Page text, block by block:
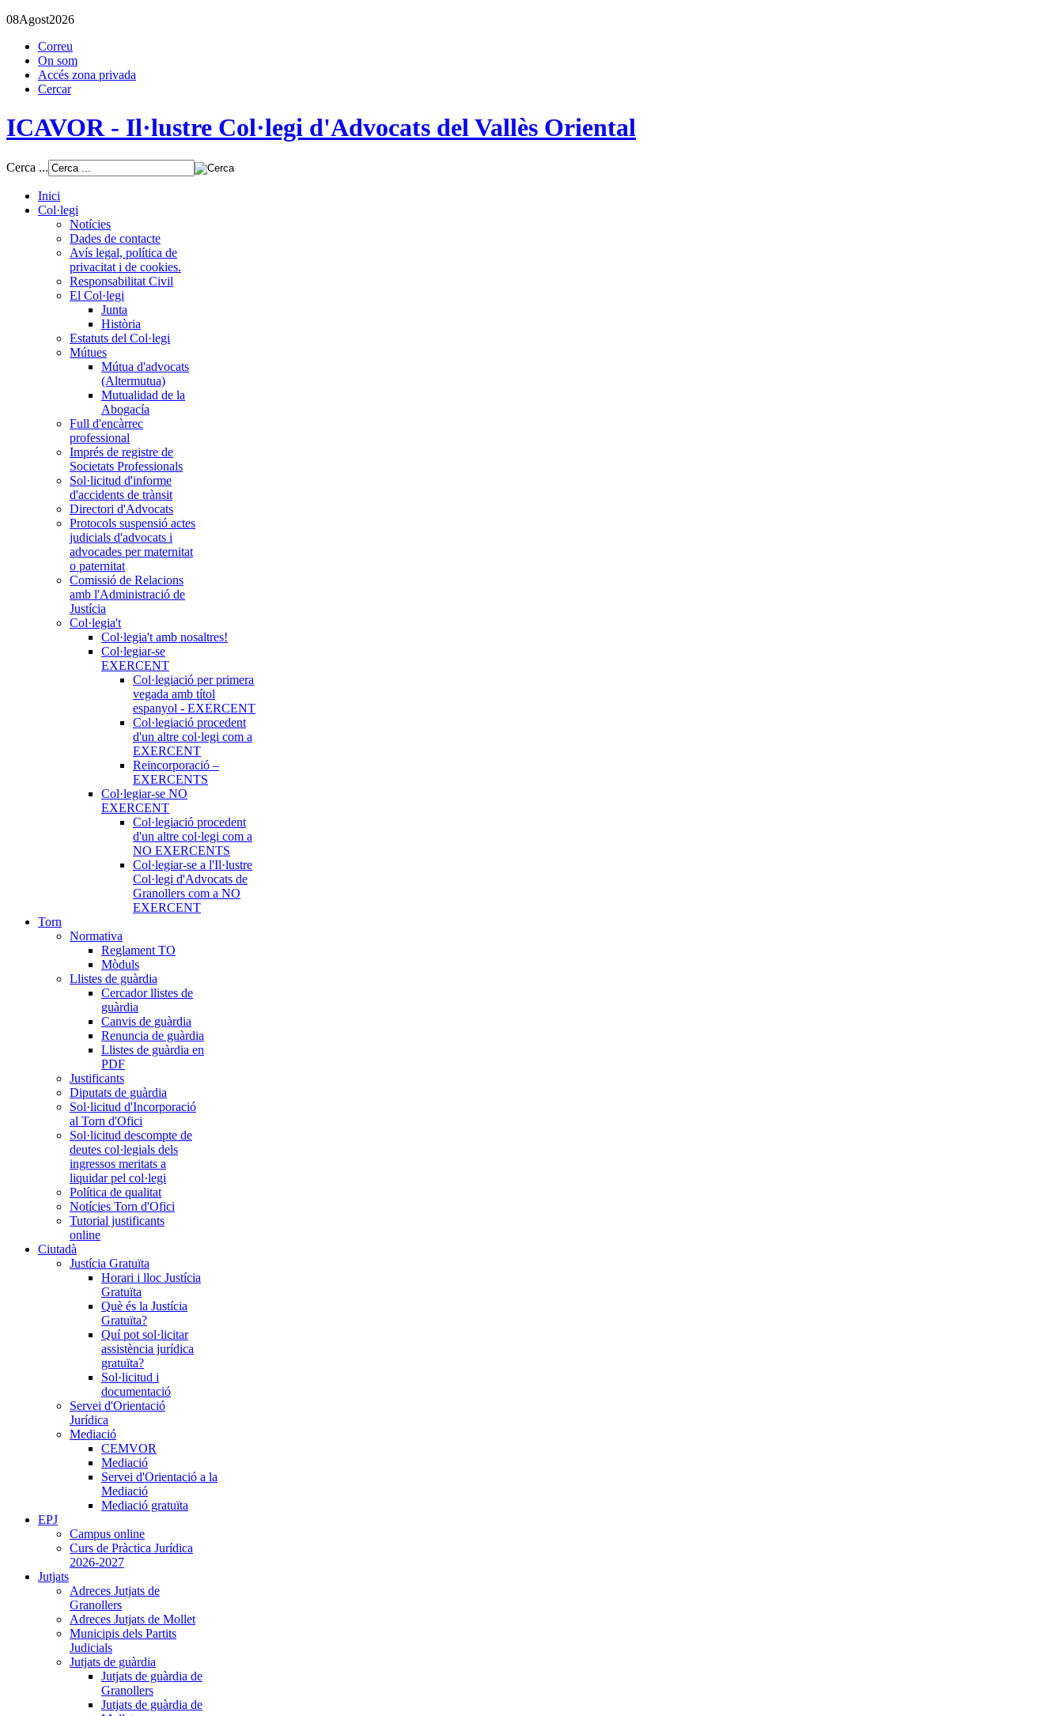
08Agost2026
Correu
On som
Accés zona privada
Cercar
ICAVOR - Il·lustre Col·legi d'Advocats del Vallès Oriental
Cerca ...
Inici
Col·legi
Notícies
Dades de contacte
Avís legal, política de
privacitat i de cookies.
Responsabilitat Civil
El Col·legi
Junta
Història
Estatuts del Col·legi
Mútues
Mútua d'advocats
(Altermutua)
Mutualidad de la
Abogacía
Full d'encàrrec
professional
Imprés de registre de
Societats Professionals
Sol·licitud d'informe
d'accidents de trànsit
Directori d'Advocats
Protocols suspensió actes
judicials d'advocats i
advocades per maternitat
o paternitat
Comissió de Relacions
amb l'Administració de
Justícia
Col·legia't
Col·legia't amb nosaltres!
Col·legiar-se
EXERCENT
Col·legiació per primera
vegada amb títol
espanyol - EXERCENT
Col·legiació procedent
d'un altre col·legi com a
EXERCENT
Reincorporació –
EXERCENTS
Col·legiar-se NO
EXERCENT
Col·legiació procedent
d'un altre col·legi com a
NO EXERCENTS
Col·legiar-se a l'Il·lustre
Col·legi d'Advocats de
Granollers com a NO
EXERCENT
Torn
Normativa
Reglament TO
Mòduls
Llistes de guàrdia
Cercador llistes de
guàrdia
Canvis de guàrdia
Renuncia de guàrdia
Llistes de guàrdia en
PDF
Justificants
Diputats de guàrdia
Sol·licitud d'Incorporació
al Torn d'Ofici
Sol·licitud descompte de
deutes col·legials dels
ingressos meritats a
liquidar pel col·legi
Política de qualitat
Notícies Torn d'Ofici
Tutorial justificants
online
Ciutadà
Justícia Gratuïta
Horari i lloc Justícia
Gratuïta
Què és la Justícia
Gratuïta?
Quí pot sol·licitar
assistència jurídica
gratuïta?
Sol·licitud i
documentació
Servei d'Orientació
Jurídica
Mediació
CEMVOR
Mediació
Servei d'Orientació a la
Mediació
Mediació gratuïta
EPJ
Campus online
Curs de Pràctica Jurídica
2026-2027
Jutjats
Adreces Jutjats de
Granollers
Adreces Jutjats de Mollet
Municipis dels Partits
Judicials
Jutjats de guàrdia
Jutjats de guàrdia de
Granollers
Jutjats de guàrdia de